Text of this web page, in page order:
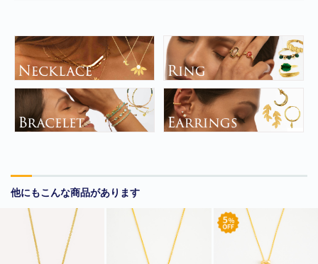
他にもこんな商品があります
しては、1月6日より順次対応させていただきます。お客様にはご不
便をおかけ致しますが、何卒ご了承くださいますようお願い申し上
げます。
**当店を騙る不審なメールにご注意ください**発信元がヤマト運輸
であるかのように装い、「Marco-Line」からの荷物が配送される旨
の偽のEメールが届くというお問い合わせが多数寄せられていま
は、弊社またはヤマト運輸に直接お問い合わせください。〔 2024
年10月31日(木)〕
**夏期休業日のお知らせ**
2024年8月14日(水)および8月15日(木)は
夏期休業日とさせていただきます。そのため、8月13日(火)14:00か
ら8月16日(金)14:00の間のご注文分の発送は、8月16日(金)となりま